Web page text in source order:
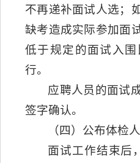
不再递补面试人选；
缺考造成实际参加面
低于规定的面试入
行。
应聘人员的面试
签字确认。
（四）公布体检
面试工作结束后